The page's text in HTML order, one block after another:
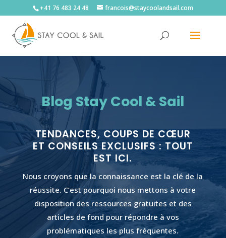
+41 76 483 24 48 francois@staycoolandsail.com
Blog Stay Cool & Sail
TENDANCES, COUPS DE CŒUR
ET CONSEILS EXCLUSIFS : TOUT
EST ICI.
Nous croyons que la connaissance est la clé de la
réussite. C’est pourquoi nous mettons à votre
disposition des ressources gratuites et des
articles de fond pour répondre à vos
problématiques les plus fréquentes.